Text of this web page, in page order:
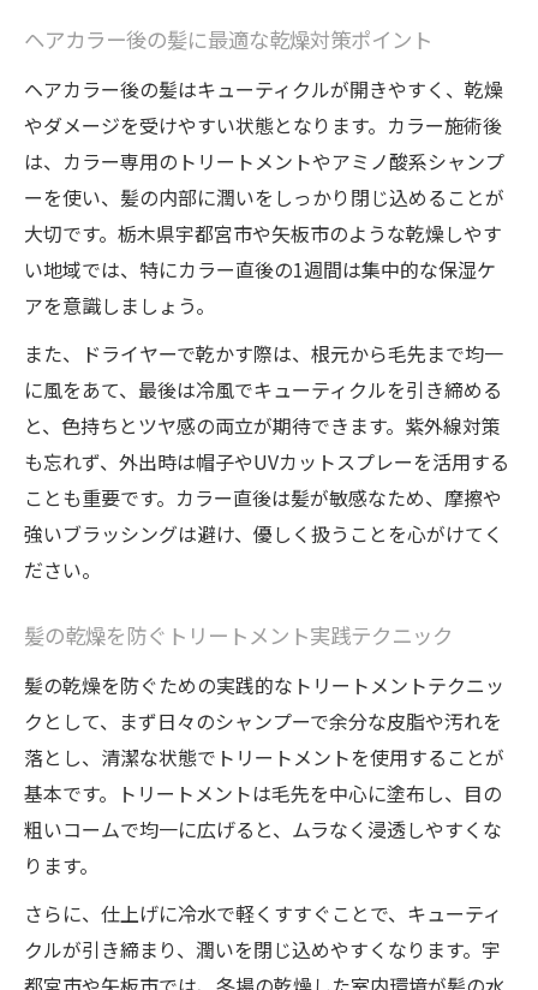
ヘアカラー後の髪に最適な乾燥対策ポイント
ヘアカラー後の髪はキューティクルが開きやすく、乾燥
やダメージを受けやすい状態となります。カラー施術後
は、カラー専用のトリートメントやアミノ酸系シャンプ
ーを使い、髪の内部に潤いをしっかり閉じ込めることが
大切です。栃木県宇都宮市や矢板市のような乾燥しやす
い地域では、特にカラー直後の1週間は集中的な保湿ケ
アを意識しましょう。
また、ドライヤーで乾かす際は、根元から毛先まで均一
に風をあて、最後は冷風でキューティクルを引き締める
と、色持ちとツヤ感の両立が期待できます。紫外線対策
も忘れず、外出時は帽子やUVカットスプレーを活用する
ことも重要です。カラー直後は髪が敏感なため、摩擦や
強いブラッシングは避け、優しく扱うことを心がけてく
ださい。
髪の乾燥を防ぐトリートメント実践テクニック
髪の乾燥を防ぐための実践的なトリートメントテクニッ
クとして、まず日々のシャンプーで余分な皮脂や汚れを
落とし、清潔な状態でトリートメントを使用することが
基本です。トリートメントは毛先を中心に塗布し、目の
粗いコームで均一に広げると、ムラなく浸透しやすくな
ります。
さらに、仕上げに冷水で軽くすすぐことで、キューティ
クルが引き締まり、潤いを閉じ込めやすくなります。宇